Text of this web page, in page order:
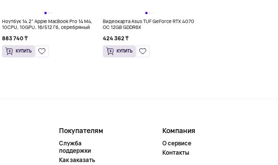
Ноутбук 14.2" Apple MacBook Pro 14 M4,
10CPU, 10GPU, 16/512 Гб, серебряный
883 740 ₸
КУПИТЬ
Видеокарта Asus TUF GeForce RTX 4070
OC 12GB GDDR6X
424 362 ₸
КУПИТЬ
Покупателям
Служба
поддержки
Как заказать
Компания
О сервисе
Контакты